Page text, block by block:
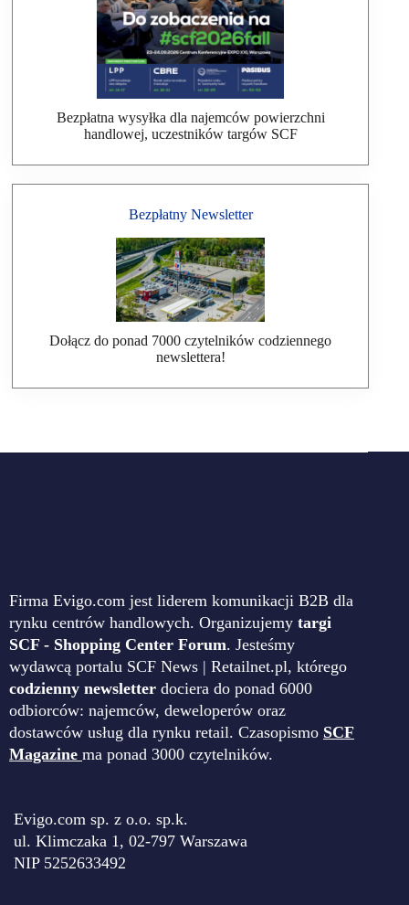
Bezpłatna wysyłka dla najemców powierzchni
handlowej, uczestników targów SCF
Bezpłatny Newsletter
Dołącz do ponad 7000 czytelników codziennego
newslettera!
Firma Evigo.com jest liderem komunikacji B2B dla
rynku centrów handlowych. Organizujemy targi
SCF - Shopping Center Forum. Jesteśmy
wydawcą portalu SCF News | Retailnet.pl, którego
codzienny newsletter dociera do ponad 6000
odbiorców: najemców, deweloperów oraz
dostawców usług dla rynku retail. Czasopismo SCF
Magazine ma ponad 3000 czytelników.
Evigo.com sp. z o.o. sp.k.
ul. Klimczaka 1, 02-797 Warszawa
NIP 5252633492